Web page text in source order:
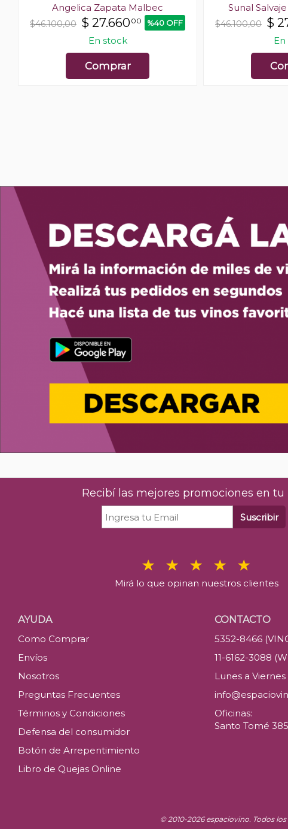
Angelica Zapata Malbec
$46.100,00 $ 27.66000 %40 OFF
En stock
Comprar
Sunal
$46.100,00 $
Recibí las mejores promociones en tu
Suscribir
Mirá lo que opinan nuestros clientes
AYUDA
Como Comprar
Envíos
Nosotros
Preguntas Frecuentes
Términos y Condiciones
Defensa del consumidor
Botón de Arrepentimiento
Libro de Quejas Online
CONTACTO
5352-8466
11-6162-3088
Lunes a Viernes
Oficinas:
Santo Tomé
© 2010-2026 espaciovino. Todos